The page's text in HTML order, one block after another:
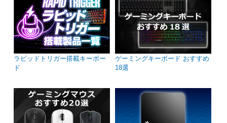
ラピッドトリガー搭載キーボー
ド
ゲーミングキーボード おすすめ
18選